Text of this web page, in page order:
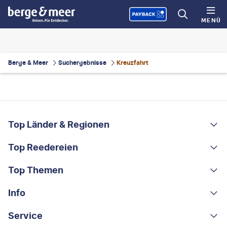
MENÜ
Berge & Meer Suchergebnisse Kreuzfahrt
Footer navigation
Top Länder & Regionen
Portugal
Albanien
Griechenland
Top Reedereien
AIDA
MSC Cruises
Costa Kreuzfahrten
Top Themen
Rundreisen
Kleingruppen-Rundreisen
Info
Über uns
Service